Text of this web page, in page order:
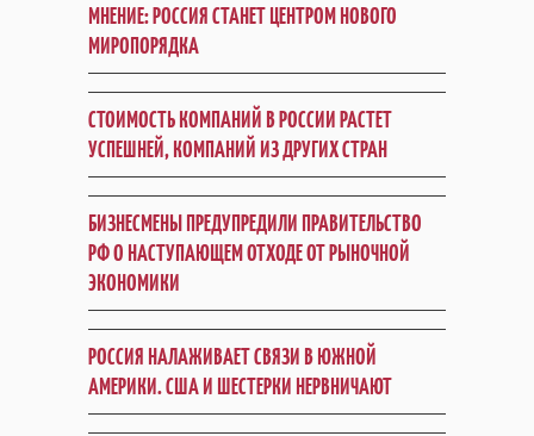
МНЕНИЕ: РОССИЯ СТАНЕТ ЦЕНТРОМ НОВОГО
МИРОПОРЯДКА
СТОИМОСТЬ КОМПАНИЙ В РОССИИ РАСТЕТ
УСПЕШНЕЙ, КОМПАНИЙ ИЗ ДРУГИХ СТРАН
БИЗНЕСМЕНЫ ПРЕДУПРЕДИЛИ ПРАВИТЕЛЬСТВО
РФ О НАСТУПАЮЩЕМ ОТХОДЕ ОТ РЫНОЧНОЙ
ЭКОНОМИКИ
РОССИЯ НАЛАЖИВАЕТ СВЯЗИ В ЮЖНОЙ
АМЕРИКИ. США И ШЕСТЕРКИ НЕРВНИЧАЮТ